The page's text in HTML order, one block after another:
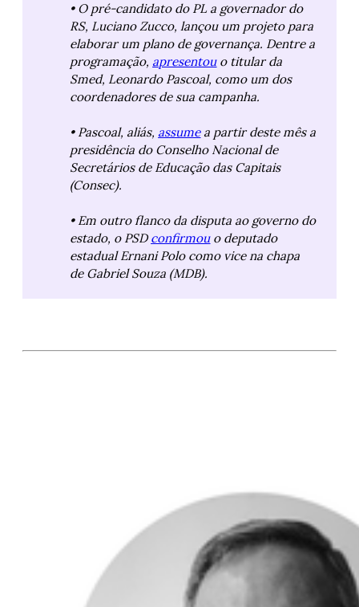
• O pré-candidato do PL a governador do
RS, Luciano Zucco, lançou um projeto para
elaborar um plano de governança. Dentre a
programação, apresentou o titular da
Smed, Leonardo Pascoal, como um dos
coordenadores de sua campanha.
• Pascoal, aliás, assume a partir deste mês a
presidência do Conselho Nacional de
Secretários de Educação das Capitais
(Consec).
• Em outro flanco da disputa ao governo do
estado, o PSD confirmou o deputado
estadual Ernani Polo como vice na chapa
de Gabriel Souza (MDB).